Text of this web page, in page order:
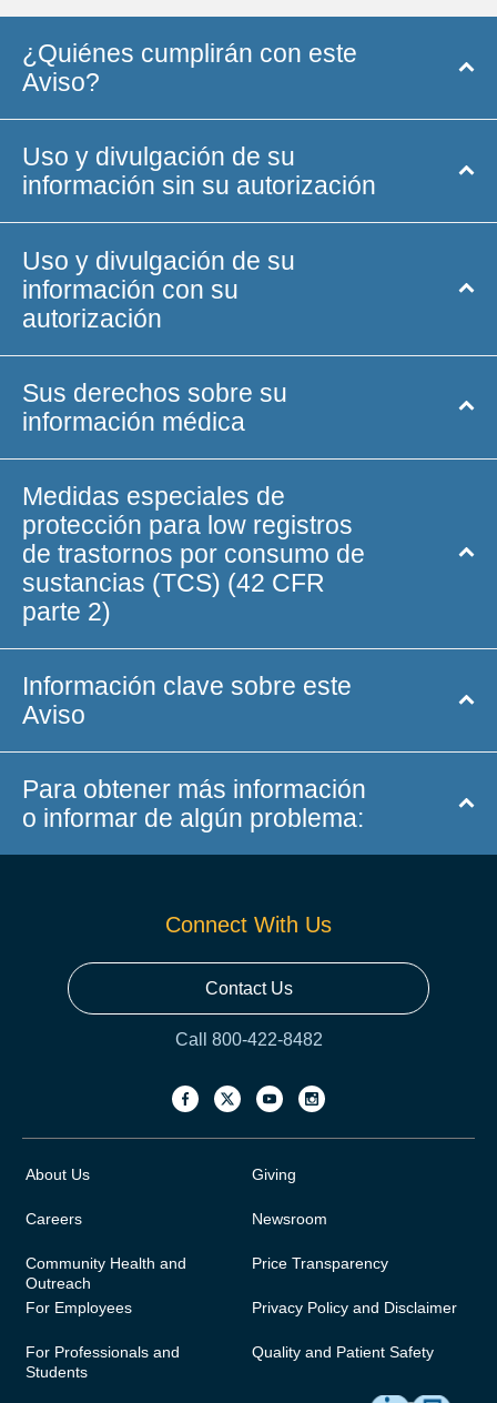
¿Quiénes cumplirán con este
Aviso?
Uso y divulgación de su
información sin su autorización
Uso y divulgación de su
información con su
autorización
Sus derechos sobre su
información médica
Medidas especiales de
protección para low registros
de trastornos por consumo de
sustancias (TCS) (42 CFR
parte 2)
Información clave sobre este
Aviso
Para obtener más información
o informar de algún problema:
Connect With Us
Contact Us
Call 800-422-8482
About Us
Careers
Community Health and
Outreach
For Employees
For Professionals and
Students
Giving
Newsroom
Price Transparency
Privacy Policy and Disclaimer
Quality and Patient Safety